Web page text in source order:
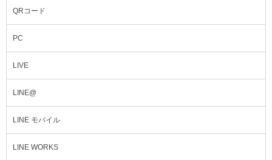
QRコード
PC
LIVE
LINE@
LINE モバイル
LINE WORKS